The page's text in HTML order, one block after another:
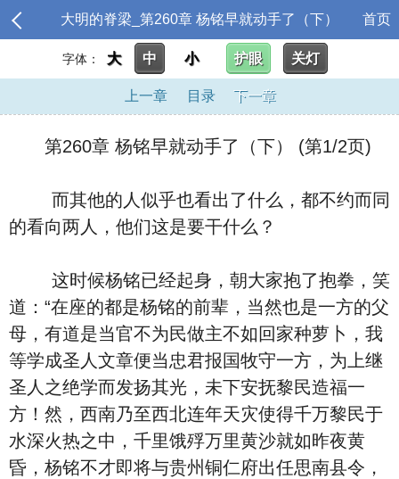
大明的脊梁_第260章 杨铭早就动手了（下） 首页
字体： 大 中 小 护眼 关灯
上一章 目录 下一章
第260章 杨铭早就动手了（下） (第1/2页)
而其他的人似乎也看出了什么，都不约而同
的看向两人，他们这是要干什么？
这时候杨铭已经起身，朝大家抱了抱拳，笑
道：“在座的都是杨铭的前辈，当然也是一方的父
母，有道是当官不为民做主不如回家种萝卜，我
等学成圣人文章便当忠君报国牧守一方，为上继
圣人之绝学而发扬其光，未下安抚黎民造福一
方！然，西南乃至西北连年天灾使得千万黎民于
水深火热之中，千里饿殍万里黄沙就如昨夜黄
昏，杨铭不才即将与贵州铜仁府出任思南县令，